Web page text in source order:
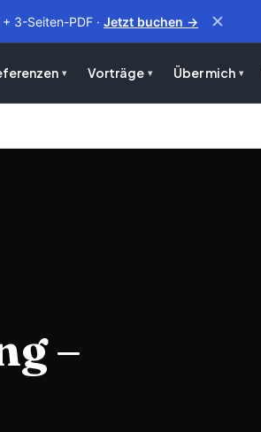
3-Seiten-PDF · Jetzt buchen → ✕
Vorträge Über mich
–